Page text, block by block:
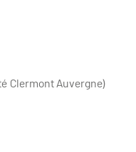
Clermont Auvergne)